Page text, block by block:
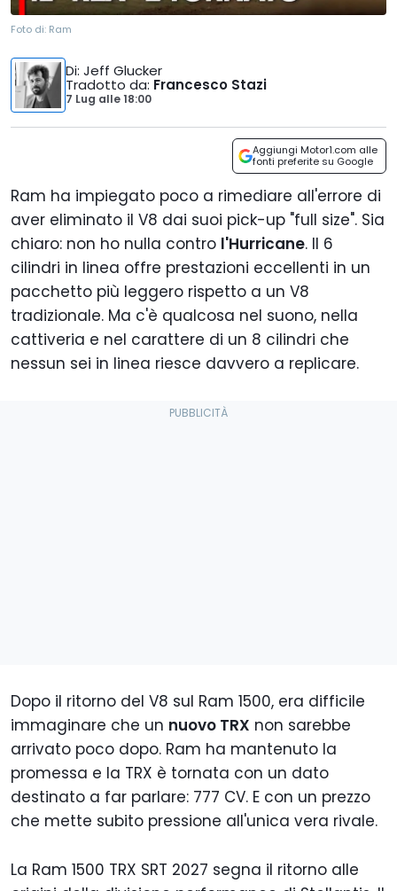
Foto di: Ram
Di: Jeff Glucker
Tradotto da: Francesco Stazi
7 Lug alle18:00
Aggiungi Motor1.com alle
fonti preferite su Google
Ram ha impiegato poco a rimediare all'errore di
aver eliminato il V8 dai suoi pick-up "full size". Sia
chiaro: non ho nulla contro l'Hurricane. Il 6
cilindri in linea offre prestazioni eccellenti in un
pacchetto più leggero rispetto a un V8
tradizionale. Ma c'è qualcosa nel suono, nella
cattiveria e nel carattere di un 8 cilindri che
nessun sei in linea riesce davvero a replicare.
Dopo il ritorno del V8 sul Ram 1500, era difficile
immaginare che un nuovo TRX non sarebbe
arrivato poco dopo. Ram ha mantenuto la
promessa e la TRX è tornata con un dato
destinato a far parlare: 777 CV. E con un prezzo
che mette subito pressione all'unica vera rivale.
La Ram 1500 TRX SRT 2027 segna il ritorno alle